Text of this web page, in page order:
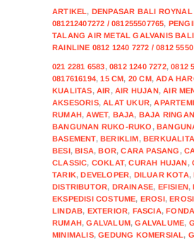
ARTIKEL, DENPASAR BALI
081212407272 / 081255507765,
TALANG AIR METAL GALVANIS
RAINLINE 0812 1240 7272 / 0812
021 2281 6583,0812 1240 7272,0812
0817616194,15 CM, 20 CM,ADA
KUALITAS,AIR,AIR HUJAN,AIR
AKSESORIS,ALAT UKUR,
RUMAH,AWET, BAJA, BAJA RINGAN
BANGUNAN RUKO-RUKO ,
BASEMENT,BERIKLIM,
BESI,BISA,BOR,CARA PASANG ,
CLASSIC, COKLAT,CURAH HUJAN,
TARIK,DEVELOPER, DILUAR KOTA,
DISTRIBUTOR, DRAINASE, EFISIEN,
EKSPEDISI COSTUME, EROSI,
LINDAB, EXTERIOR, FASCIA,
RUMAH,GALVALUM,GALVALUME,
MINIMALIS,GEDUNG KOMERSIAL,